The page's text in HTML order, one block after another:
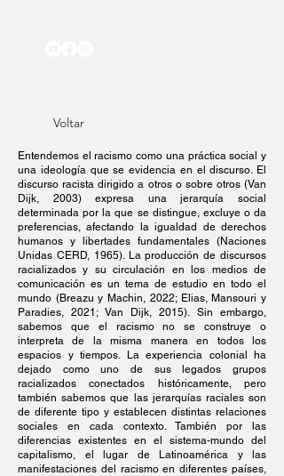
Voltar
Entendemos el racismo como una práctica social y
una ideología que se evidencia en el discurso. El
discurso racista dirigido a otros o sobre otros (Van
Dijk, 2003) expresa una jerarquía social
determinada por la que se distingue, excluye o da
preferencias, afectando la igualdad de derechos
humanos y libertades fundamentales (Naciones
Unidas CERD, 1965). La producción de discursos
racializados y su circulación en los medios de
comunicación es un tema de estudio en todo el
mundo (Breazu y Machin, 2022; Elias, Mansouri y
Paradies, 2021; Van Dijk, 2015). Sin embargo,
sabemos que el racismo no se construye o
interpreta de la misma manera en todos los
espacios y tiempos. La experiencia colonial ha
dejado como uno de sus legados grupos
racializados conectados históricamente, pero
también sabemos que las jerarquías raciales son
de diferente tipo y establecen distintas relaciones
sociales en cada contexto. También por las
diferencias existentes en el sistema-mundo del
capitalismo, el lugar de Latinoamérica y las
manifestaciones del racismo en diferentes países,